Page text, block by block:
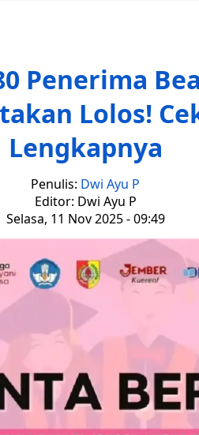
Penerima
Lolos!
Lengkapnya
Penulis: Dwi Ayu P
Editor: Dwi Ayu P
Selasa, 11 Nov 2025 - 09:49